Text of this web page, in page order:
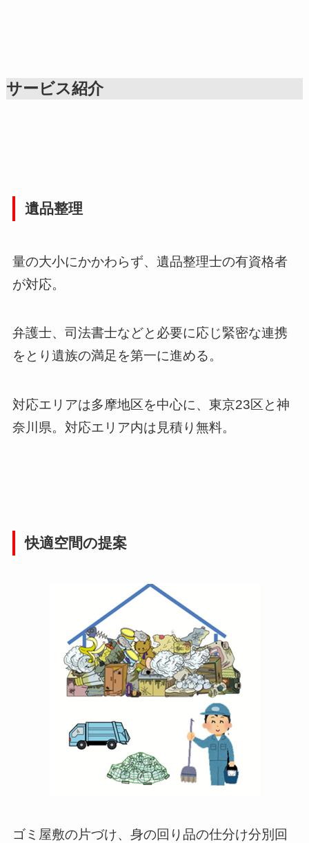
サービス紹介
遺品整理
量の大小にかかわらず、遺品整理士の有資格者
が対応。
弁護士、司法書士などと必要に応じ緊密な連携
をとり遺族の満足を第一に進める。
対応エリアは多摩地区を中心に、東京23区と神
奈川県。対応エリア内は見積り無料。
快適空間の提案
ゴミ屋敷の片づけ、身の回り品の仕分け分別回